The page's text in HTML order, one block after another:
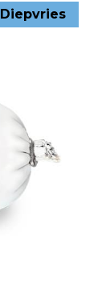
Diepvries